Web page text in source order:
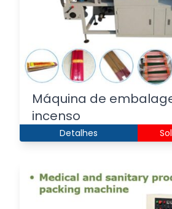
Máquina de
incenso
Detalhes